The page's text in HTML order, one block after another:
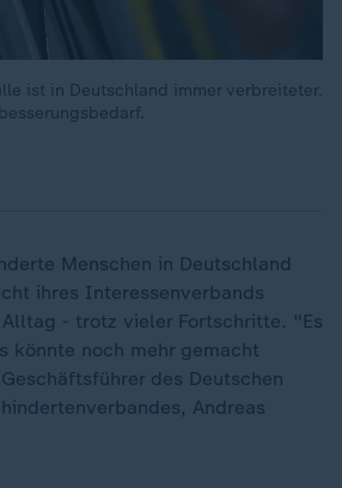
ist in Deutschland immer verbreiteter.
Menschen in Deutschland
ihres Interessenverbands
- trotz vieler Fortschritte. "Es
könnte noch mehr gemacht
des Deutschen
Andreas